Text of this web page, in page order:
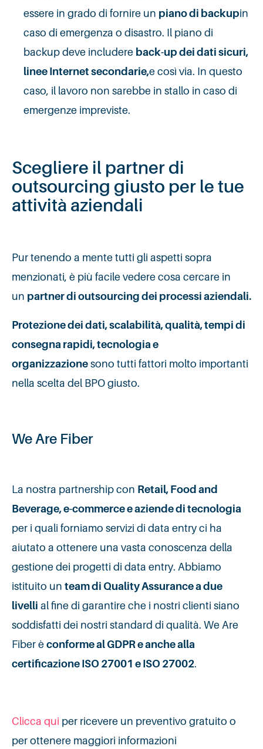
essere in grado di fornire un piano di backupin
caso di emergenza o disastro. Il piano di
backup deve includere back-up dei dati sicuri,
linee Internet secondarie,e così via. In questo
caso, il lavoro non sarebbe in stallo in caso di
emergenze impreviste.
Scegliere il partner di
outsourcing giusto per le tue
attività aziendali
Pur tenendo a mente tutti gli aspetti sopra
menzionati, è più facile vedere cosa cercare in
un partner di outsourcing dei processi aziendali.
Protezione dei dati, scalabilità, qualità, tempi di
consegna rapidi, tecnologia e
organizzazione sono tutti fattori molto importanti
nella scelta del BPO giusto.
We Are Fiber
La nostra partnership con Retail, Food and
Beverage, e-commerce e aziende di tecnologia
per i quali forniamo servizi di data entry ci ha
aiutato a ottenere una vasta conoscenza della
gestione dei progetti di data entry. Abbiamo
istituito un team di Quality Assurance a due
livelli al fine di garantire che i nostri clienti siano
soddisfatti dei nostri standard di qualità. We Are
Fiber è conforme al GDPR e anche alla
certificazione ISO 27001 e ISO 27002.
Clicca qui per ricevere un preventivo gratuito o
per ottenere maggiori informazioni